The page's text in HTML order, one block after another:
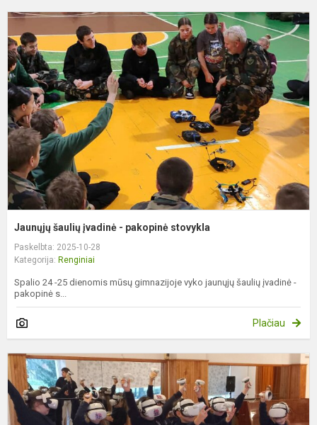
Jaunųjų šaulių įvadinė - pakopinė stovykla
Paskelbta: 2025-10-28
Kategorija: Renginiai
Spalio 24 -25 dienomis mūsų gimnazijoje vyko jaunųjų šaulių įvadinė -
pakopinė s...
Plačiau